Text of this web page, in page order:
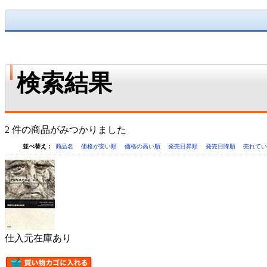
検索結果
2 件の商品がみつかりました
並べ替え： 商品名 価格が安い順 価格の高い順 発売日昇順 発売日降順 売れて
仕入元在庫あり